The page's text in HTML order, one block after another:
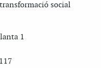
social
1